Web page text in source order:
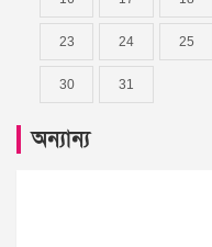
23 24 25
30 31
অন্যান্য